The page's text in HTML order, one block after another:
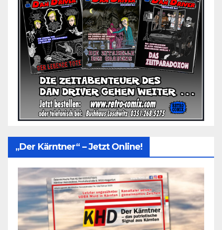
„Der Kärntner“ – Jetzt Online!